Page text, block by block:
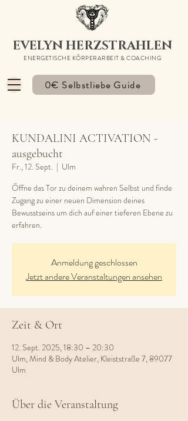
ENERGETISCHE KÖRPERARBEIT & COACHING
EVELYN HERZSTRAHLEN
0€ Selbstliebe Guide
KUNDALINI ACTIVATION -
ausgebucht
Fr., 12. Sept.
  |
Ulm
Öffne das Tor zu deinem wahren Selbst und finde
Zugang zu einer neuen Dimension deines
Bewusstseins um dich auf einer tieferen Ebene zu
erfahren.
Anmeldung geschlossen
Jetzt andere Veranstaltungen ansehen
Zeit & Ort
12. Sept. 2025, 18:30 – 20:30
Ulm, Mind & Body Atelier, Kleiststraße 7, 89077
Ulm
Über die Veranstaltung